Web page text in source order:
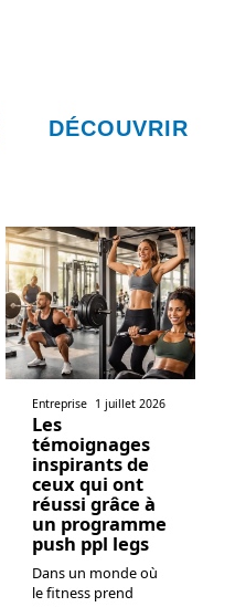
DÉCOUVRIR
Entreprise 1 juillet 2026
Les
témoignages
inspirants de
ceux qui ont
réussi grâce à
un programme
push ppl legs
Dans un monde où
le fitness prend